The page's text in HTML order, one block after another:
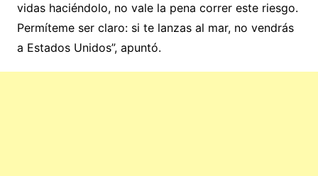
vidas haciéndolo, no vale la pena correr este riesgo.
Permíteme ser claro: si te lanzas al mar, no vendrás
a Estados Unidos”, apuntó.